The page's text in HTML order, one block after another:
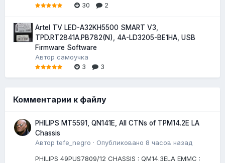
30
2
Artel TV LED-A32KH5500 SMART V3,
TPD.RT2841A.PB782(N), 4A-LD3205-BE1HA, USB
Firmware Software
Автор самоучка
3
3
Комментарии к файлу
PHILIPS MT5591, QN141E, All CTNs of TPM14.2E LA
Chassis
Авторtefe_negro · Опубликовано 8 часов назад
PHILIPS 49PUS7809/12 CHASSIS : QM14.3ELA EMMC :